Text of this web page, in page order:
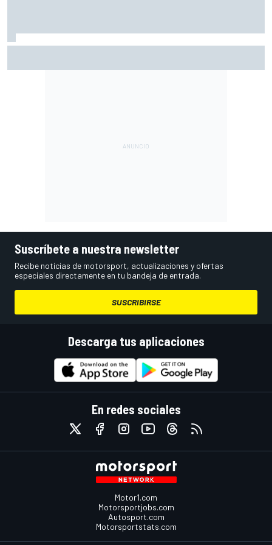
Suscríbete a nuestra newsletter
Recibe noticias de motorsport, actualizaciones y ofertas
especiales directamente en tu bandeja de entrada.
SUSCRIBIRSE
Descarga tus aplicaciones
En redes sociales
Motor1.com
Motorsportjobs.com
Autosport.com
Motorsportstats.com